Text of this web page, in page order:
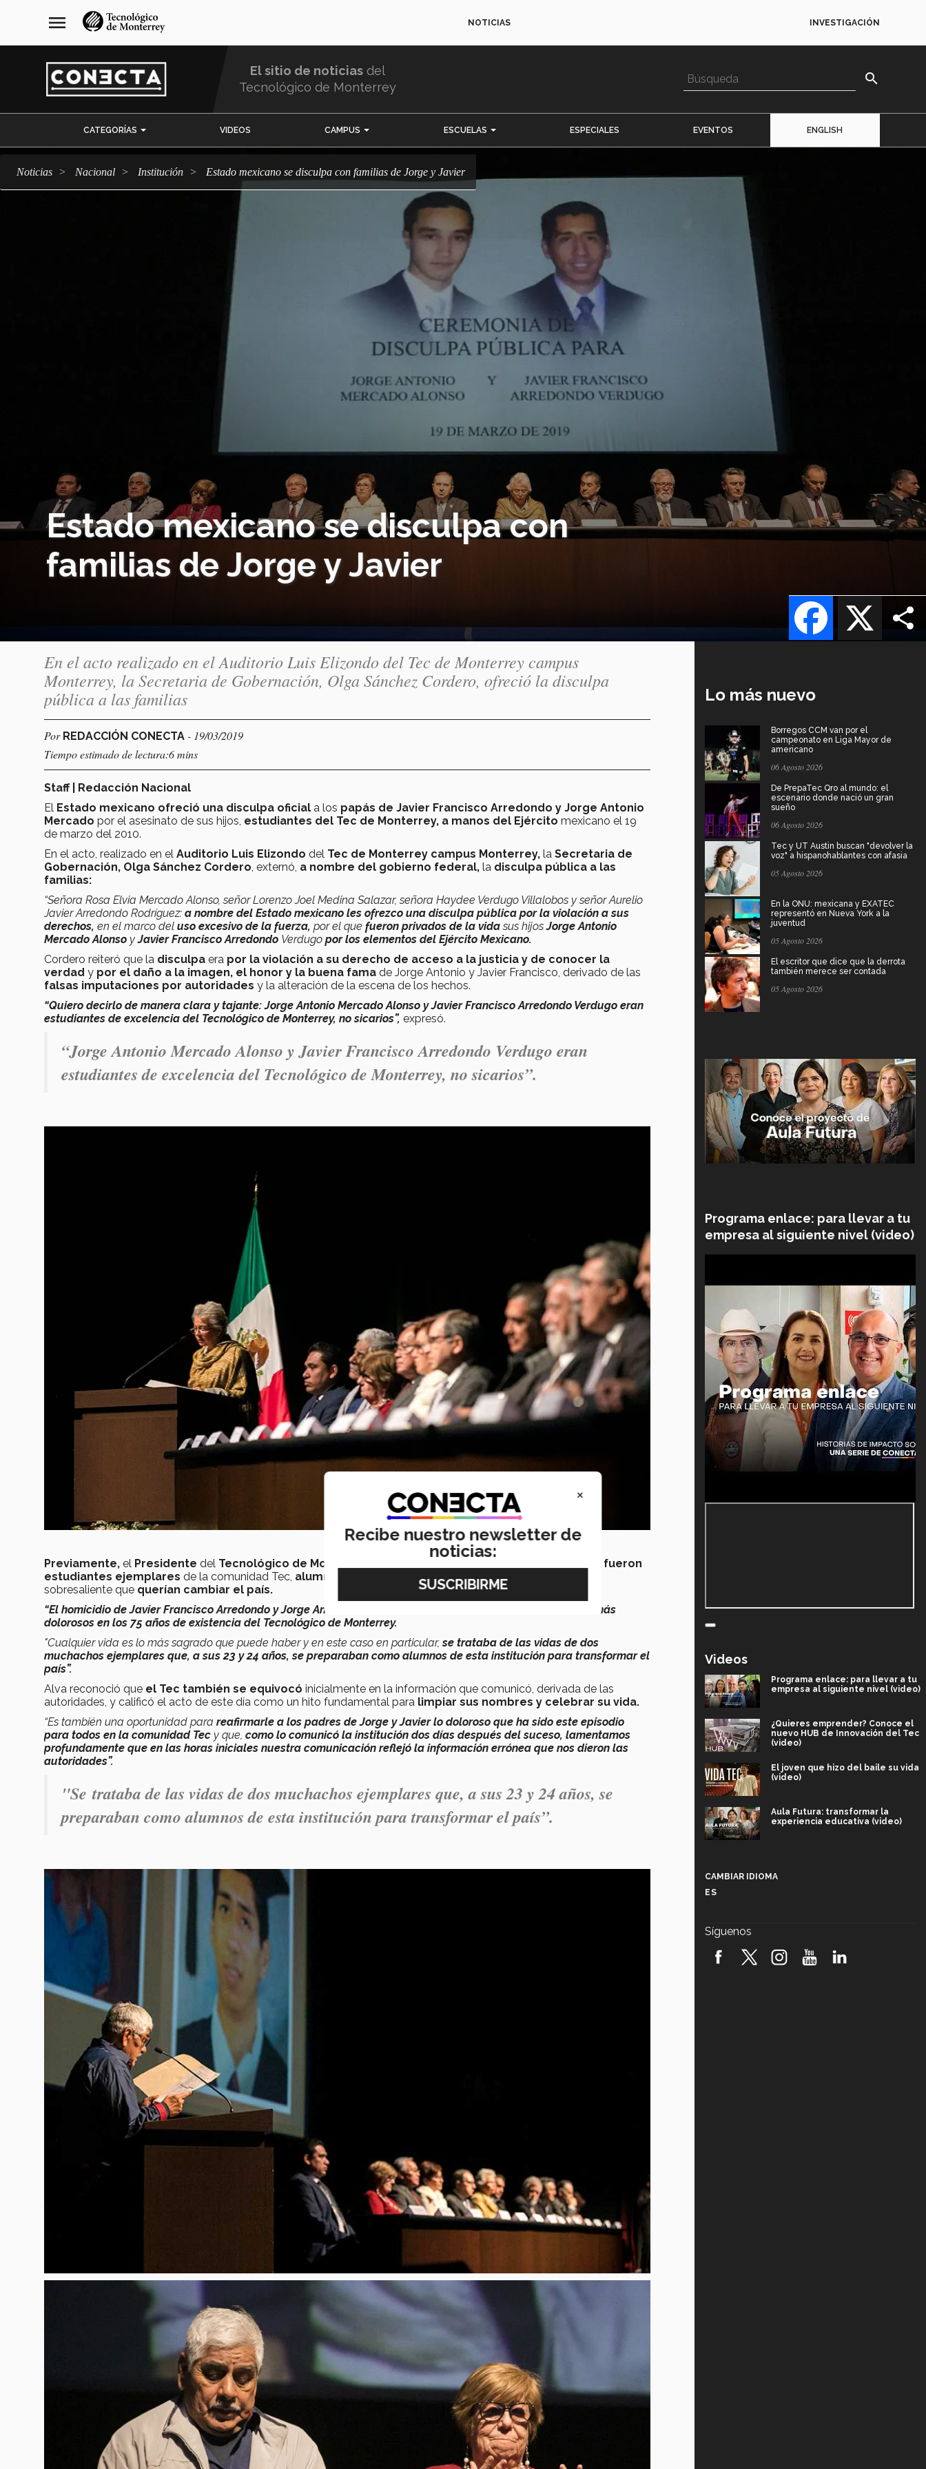
navegación
principal
menu NOTICIAS INVESTIGACIÓN
El sitio de noticias del
Tecnológico de Monterrey
search
CATEGORÍAS VIDEOS CAMPUS ESCUELAS ESPECIALES EVENTOS ENGLISH
Noticias Nacional Institución Estado mexicano se disculpa con familias de Jorge y Javier
Estado mexicano se disculpa con
familias de Jorge y Javier
X
Facebook
En el acto realizado en el Auditorio Luis Elizondo del Tec de Monterrey campus
Monterrey, la Secretaria de Gobernación, Olga Sánchez Cordero, ofreció la disculpa
pública a las familias
Por REDACCIÓN CONECTA - 19/03/2019
Tiempo estimado de lectura:6 mins
Staff | Redacción Nacional
El Estado mexicano ofreció una disculpa oficial a los papás de Javier Francisco Arredondo y Jorge Antonio
Mercado por el asesinato de sus hijos, estudiantes del Tec de Monterrey, a manos del Ejército mexicano el 19
de marzo del 2010.
En el acto, realizado en el Auditorio Luis Elizondo del Tec de Monterrey campus Monterrey, la Secretaria de
Gobernación, Olga Sánchez Cordero , externó, a nombre del gobierno federal, la disculpa pública a las
familias:
“Señora Rosa Elvia Mercado Alonso, señor Lorenzo Joel Medina Salazar, señora Haydee Verdugo Villalobos y señor Aurelio
Javier Arredondo Rodríguez: a nombre del Estado mexicano les ofrezco una disculpa pública por la violación a sus
derechos, en el marco del uso excesivo de la fuerza, por el que fueron privados de la vidasus hijosJorge Antonio
Mercado Alonso yJavier Francisco Arredondo Verdugo por los elementos del Ejército Mexicano.
Cordero reiteró que la disculpa era por la violación a su derecho de acceso a la justicia y de conocer la
verdad y por el daño a la imagen, el honor y la buena fama de Jorge Antonio y Javier Francisco, derivado de las
falsas imputaciones por autoridades y la alteración de la escena de los hechos.
“Quiero decirlo de manera clara y tajante: Jorge Antonio Mercado Alonso y Javier Francisco Arredondo Verdugo eran
estudiantes de excelencia del Tecnológico de Monterrey, no sicarios”, expresó.
“Jorge Antonio Mercado Alonso y Javier Francisco Arredondo Verdugo eran
estudiantes de excelencia del Tecnológico de Monterrey, no sicarios”.
Previamente, el Presidente del Tecnológico de Monterrey, Salvador Alva,
Jorge y Javier fueron
estudiantes ejemplares de la comunidad Tec, alumnos extraordinarios, con un desempeño académico
sobresaliente que querían cambiar el país.
“El homicidio de Javier Francisco Arredondo y Jorge Antonio Mercado ha sido, sin duda, uno de los eventos más
dolorosos en los 75 años de existencia del Tecnológico de Monterrey.
"Cualquier vida es lo más sagrado que puede haber y en este caso en particular,se trataba de las vidas de dos
muchachos ejemplares que, a sus 23 y 24 años, se preparaban como alumnos de esta institución para transformar el
país”.
Alva reconoció que el Tec también se equivocó inicialmente en la información que comunicó, derivada de las
autoridades, y calificó el acto de este día como un hito fundamental para limpiar sus nombres y celebrar su vida.
“Es también una oportunidad para reafirmarle a los padres de Jorge y Javier lo doloroso que ha sido este episodio
para todos en la comunidad Tec y que, como lo comunicó la institución dos días después del suceso, lamentamos
profundamente que en las horas iniciales nuestra comunicación reflejó la información errónea que nos dieron las
autoridades”.
"Se trataba de las vidas de dos muchachos ejemplares que, a sus 23 y 24 años, se
preparaban como alumnos de esta institución para transformar el país”.
Lo más nuevo
Borregos CCM van por el
campeonato en Liga Mayor de
americano
06 Agosto 2026
De PrepaTec Qro al mundo: el
escenario donde nació un gran
sueño
06 Agosto 2026
Tec y UT Austin buscan "devolver la
voz" a hispanohablantes con afasia
05 Agosto 2026
En la ONU: mexicana y EXATEC
representó en Nueva York a la
juventud
05 Agosto 2026
El escritor que dice que la derrota
también merece ser contada
05 Agosto 2026
Programa enlace: para llevar a tu
empresa al siguiente nivel (video)
Videos
Programa enlace: para llevar a tu
empresa al siguiente nivel (video)
¿Quieres emprender? Conoce el
nuevo HUB de Innovación del Tec
(video)
El joven que hizo del baile su vida
(video)
Aula Futura: transformar la
experiencia educativa (video)
robótica FIRST 2026! (video)
CAMBIAR IDIOMA
ES
Síguenos
×
Recibe nuestro newsletter de
noticias: